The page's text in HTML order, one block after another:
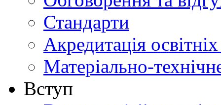
Стандарти
Акредитація
Матеріально-
Вступ